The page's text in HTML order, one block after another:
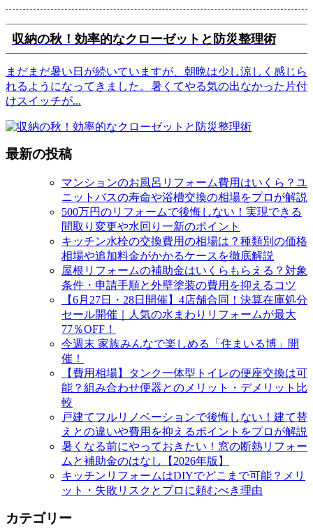
収納の秋！効率的なクローゼットと防災整理術
まだまだ暑い日が続いていますが、朝晩は少し涼しく感じら
れるようになってきました。暑くてやる気の出なかった片付
けスイッチが...
最新の投稿
マンションのお風呂リフォーム費用はいくら？ユ
ニットバスの寿命や浴槽交換の相場をプロが解説
500万円のリフォームで後悔しない！実現できる
間取り変更や水回り一新のポイント
キッチン水栓の交換費用の相場は？種類別の価格
相場や追加料金がかかるケースを徹底解説
屋根リフォームの補助金はいくらもらえる？対象
条件・申請手順と外壁塗装の費用を抑えるコツ
【6月27日・28日開催】4店舗合同！決算在庫処分
セール開催｜人気の水まわりリフォームが最大
77％OFF！
今週末 家族みんなで楽しめる「住まいる博」開
催！
【費用相場】タンク一体型トイレの便座交換は可
能？組み合わせ便器とのメリット・デメリット比
較
戸建てフルリノベーションで後悔しない！建て替
えとの違いや費用を抑えるポイントをプロが解説
暑くなる前にやっておきたい！窓の断熱リフォー
ムと補助金のはなし【2026年版】
キッチンリフォームはDIYでどこまで可能？メリ
ット・失敗リスクとプロに頼むべき理由
カテゴリー